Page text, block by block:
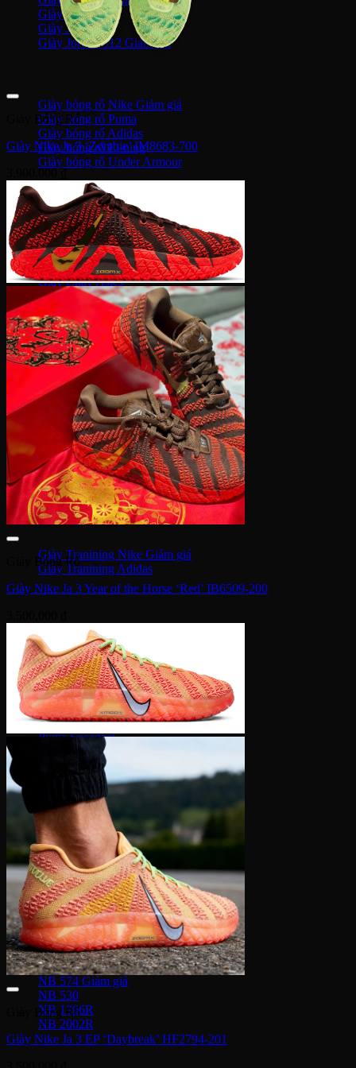
Giày Jordan 3
Giày Jordan 4
Giày Jordan 312
Giày bóng rổ Nike
Giày bóng rổ Puma
Giày bóng rổ Adidas
Giày bóng rổ Li-ning
Giày bóng rổ Under Armour
Giày Chạy
Giày chạy Nike
Giày chạy NB
Giày chạy Puma
Giày chạy Adidas
Giày Chạy Asics
Giày chạy Under Armour
Giày chạy Hoka
Giày chạy ON
Giày bóng đá
Giày bóng đá Nike
Giày bóng đá Adidas
Giày bóng đá Puma
Giày Golf
Giày Golf Nike
Giày Golf Adidas
Giày Training
Giày Tranining Nike
Giày Tranining Adidas
Giày leo núi adidas
Giày leo núi Nike
Giày Puma
Puma Palermo
Puma Suede
Puma Speedcat
Giày Reebok
Reebok Club C 85
Reebok Instapump
Giày Asics
Gel Lyte 3
Gel 1090
Gel Kayano
Gel Nimbus
New Balance
NB 574
NB 530
NB 1906R
NB 2002R
Giày Bóng Rổ
Giày Nike Ja 3 ‘Zombie’ IM8683-700
3,900,000
Giày Bóng Rổ
Giày Nike Ja 3 Year of the Horse ‘Red’ IB6509-200
Giày Bóng Rổ
Giày Nike Ja 3 EP ‘Daybreak’ HF2794-201